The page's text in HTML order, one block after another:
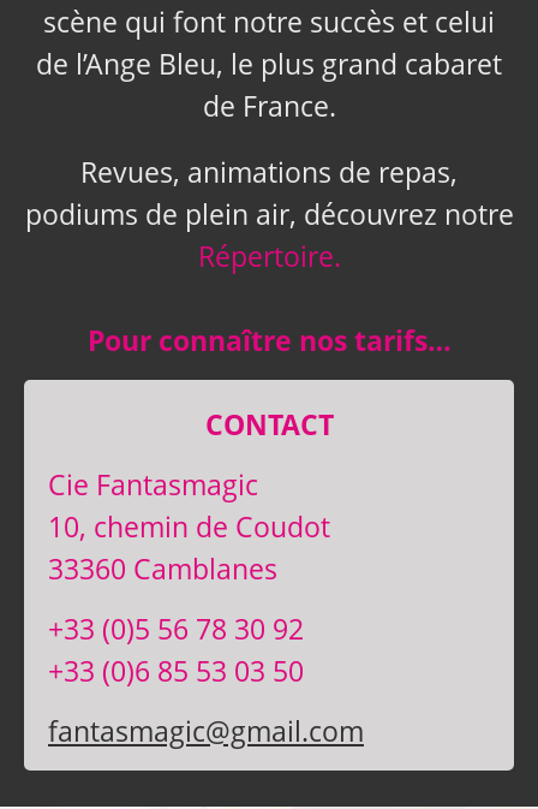
scène qui font notre succès et celui
de l’Ange Bleu, le plus grand cabaret
de France.
Revues, animations de repas,
podiums de plein air, découvrez notre
Répertoire.
Pour connaître nos tarifs…
CONTACT
Cie Fantasmagic
10, chemin de Coudot
33360 Camblanes
+33 (0)5 56 78 30 92
+33 (0)6 85 53 03 50
fantasmagic@gmail.com